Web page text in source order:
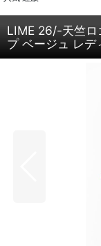
LIME 26/-天竺ロ
プ ベージュ レデ